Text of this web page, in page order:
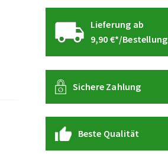
Lieferung ab
9,90 €*/Bestellung
Sichere Zahlung
Beste Qualität